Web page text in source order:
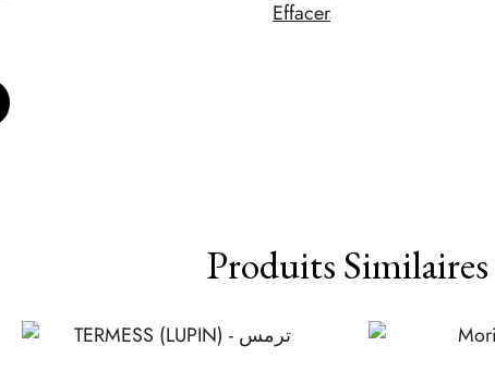
Effacer
Produits Similaires